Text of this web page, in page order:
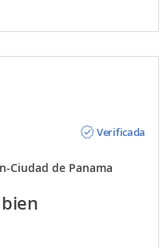
traslados privados
Verificada
Ciudad de Panama